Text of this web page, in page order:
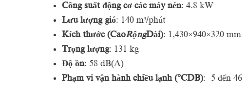
Công suất động cơ các máy nén: 4.8 kW
Lưu lượng gió: 140 m³/phút
Kích thước (CaoRộngDài): 1,430×940×320 mm
Trọng lượng: 131 kg
Độ ồn: 58 dB(A)
Phạm vi vận hành chiều lạnh (°CDB): -5 đến 46